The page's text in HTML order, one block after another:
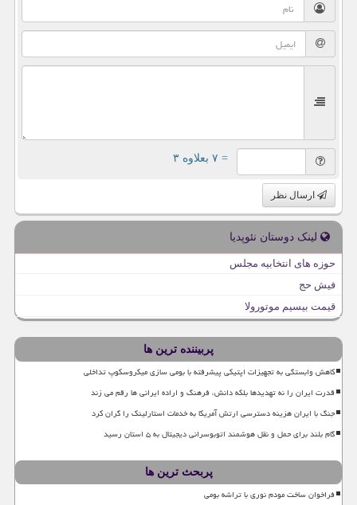
= ۷ بعلاوه ۳
ارسال نظر
لینک دوستان نئوپدیا
حوزه های انتخابیه مجلس
فیش حج
قیمت بیسیم موتورولا
پربیننده ترین ها
کاهش وابستگی به تجهیزات اپتیکی پیشرفته با بومی سازی میکروسکوپ تداخلی
قدرت ایران را نه تهدیدها بلکه دانش، فرهنگ و اراده ایرانی ها رقم می زند
جنگ با ایران هزینه دسترسی ارتش آمریکا به خدمات استارلینک را گران کرد
گام بلند برای حمل و نقل هوشمند اتوبوسرانی دیجیتال به ۵ استان رسید
پربحث ترین ها
فراخوان ساخت مودم نوری با تراشه بومی